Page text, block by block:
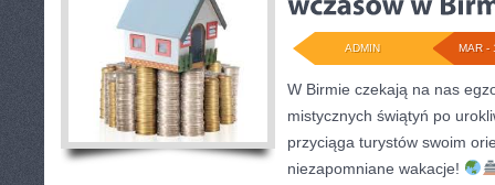
MAR -
ADMIN
W Birmie czekają na nas
mistycznych świątyń po
przyciąga turystów swoim
niezapomniane wakacje!